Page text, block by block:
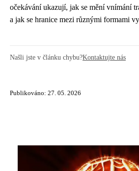
očekávání ukazují, jak se mění vnímání
a jak se hranice mezi různými formami
Našli jste v článku chybu?Kontaktujte nás
Publikováno: 27. 05. 2026